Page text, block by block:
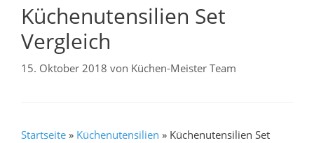
Küchenutensilien Set
Vergleich
15. Oktober 2018 von Küchen-Meister Team
Startseite » Küchenutensilien » Küchenutensilien Set